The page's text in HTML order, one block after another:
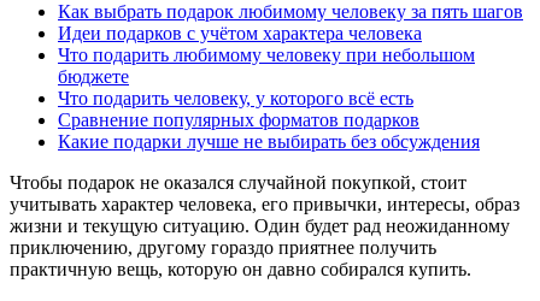
Как выбрать подарок любимому человеку за пять шагов
Идеи подарков с учётом характера человека
Что подарить любимому человеку при небольшом
бюджете
Что подарить человеку, у которого всё есть
Сравнение популярных форматов подарков
Какие подарки лучше не выбирать без обсуждения
Чтобы подарок не оказался случайной покупкой, стоит
учитывать характер человека, его привычки, интересы, образ
жизни и текущую ситуацию. Один будет рад неожиданному
приключению, другому гораздо приятнее получить
практичную вещь, которую он давно собирался купить.